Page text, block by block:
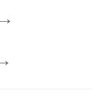
→